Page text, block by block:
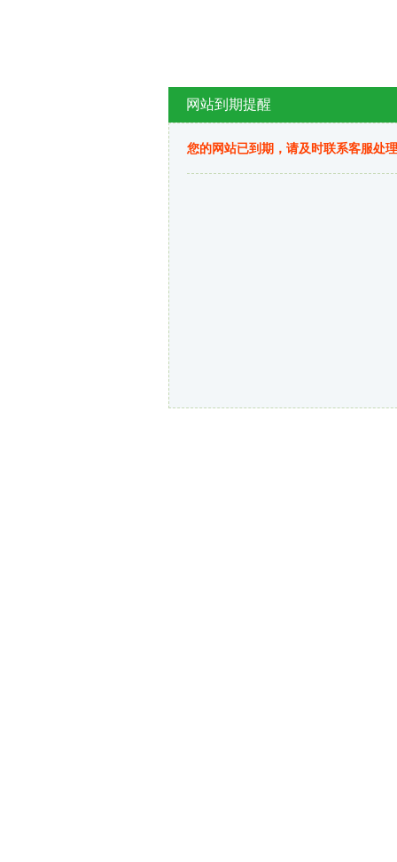
网站到期提醒
您的网站已到期，请及时联系客服处理